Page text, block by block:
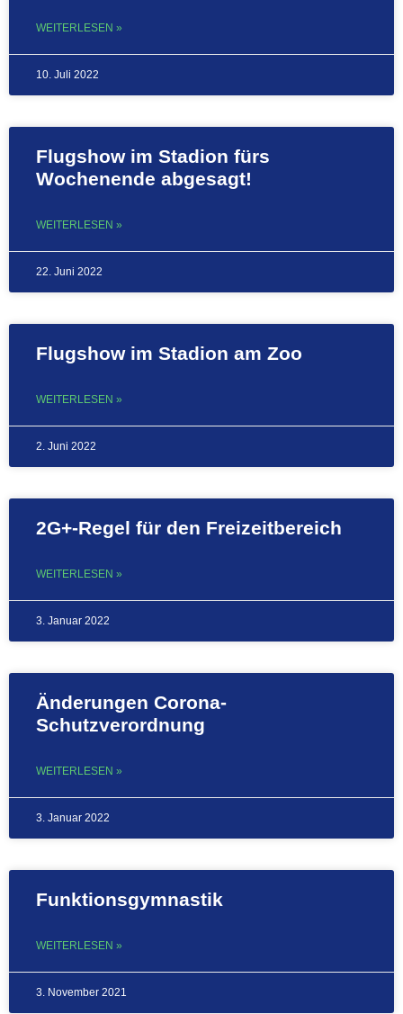
WEITERLESEN »
10. Juli 2022
Flugshow im Stadion fürs
Wochenende abgesagt!
WEITERLESEN »
22. Juni 2022
Flugshow im Stadion am Zoo
WEITERLESEN »
2. Juni 2022
2G+-Regel für den Freizeitbereich
WEITERLESEN »
3. Januar 2022
Änderungen Corona-
Schutzverordnung
WEITERLESEN »
3. Januar 2022
Funktionsgymnastik
WEITERLESEN »
3. November 2021